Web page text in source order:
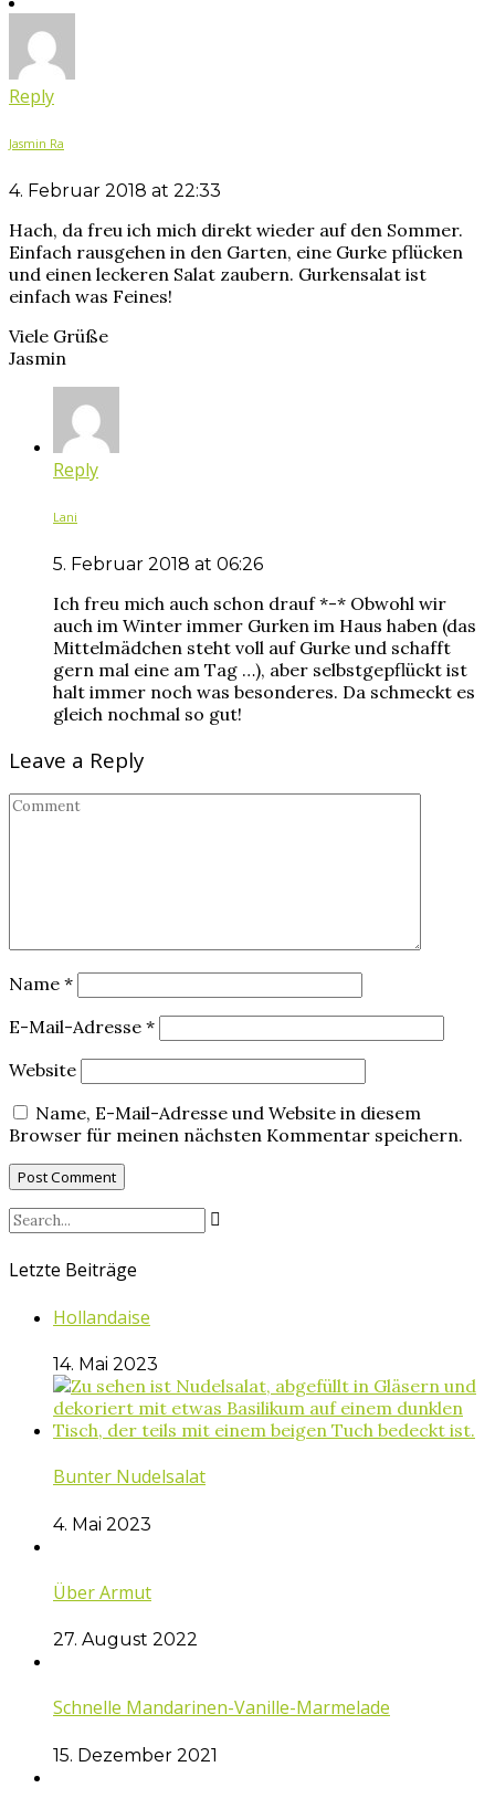
Reply
Jasmin Ra
4. Februar 2018 at 22:33
Hach, da freu ich mich direkt wieder auf den Sommer.
Einfach rausgehen in den Garten, eine Gurke pflücken
und einen leckeren Salat zaubern. Gurkensalat ist
einfach was Feines!
Viele Grüße
Jasmin
Reply
Lani
5. Februar 2018 at 06:26
Ich freu mich auch schon drauf *-* Obwohl wir
auch im Winter immer Gurken im Haus haben (das
Mittelmädchen steht voll auf Gurke und schafft
gern mal eine am Tag …), aber selbstgepflückt ist
halt immer noch was besonderes. Da schmeckt es
gleich nochmal so gut!
Leave a Reply
Name *
E-Mail-Adresse *
Website
Name, E-Mail-Adresse und Website in diesem
Browser für meinen nächsten Kommentar speichern.
Letzte Beiträge
Hollandaise
14. Mai 2023
Bunter Nudelsalat
4. Mai 2023
Über Armut
27. August 2022
Schnelle Mandarinen-Vanille-Marmelade
15. Dezember 2021